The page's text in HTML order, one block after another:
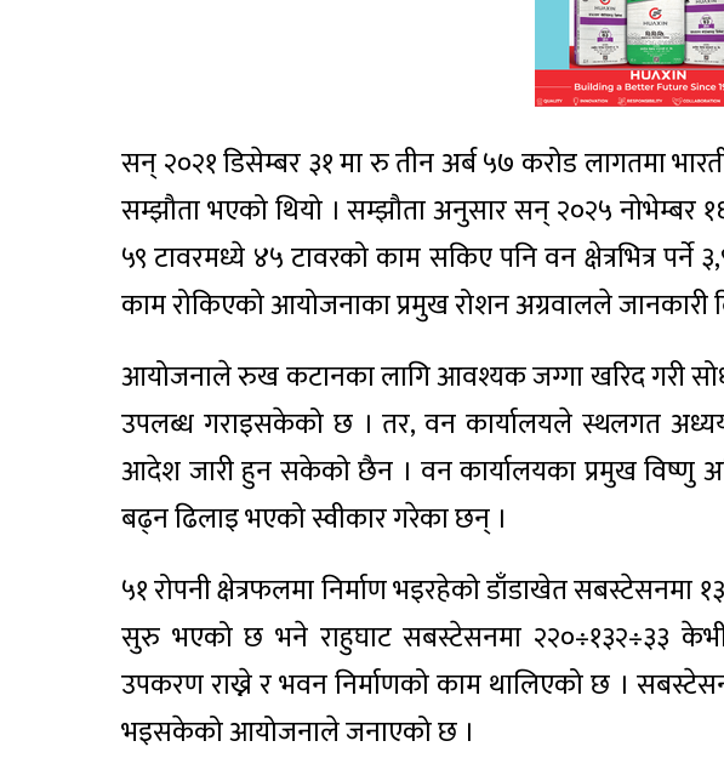
सन् २०२१ डिसेम्बर ३१ मा रु तीन अर्ब ५७ करोड लागतमा
सम्झौता भएको थियो । सम्झौता अनुसार सन् २०२५ नोभेम्बर
५९ टावरमध्ये ४५ टावरको काम सकिए पनि वन क्षेत्रभित्र
काम रोकिएको आयोजनाका प्रमुख रोशन अग्रवालले जानकारी
आयोजनाले रुख कटानका लागि आवश्यक जग्गा खरिद गरी
उपलब्ध गराइसकेको छ । तर, वन कार्यालयले स्थलगत
आदेश जारी हुन सकेको छैन । वन कार्यालयका प्रमुख विष्णु
बढ्न ढिलाइ भएको स्वीकार गरेका छन् ।
५१ रोपनी क्षेत्रफलमा निर्माण भइरहेको डाँडाखेत
सुरु भएको छ भने राहुघाट सबस्टेसनमा २२०÷१३२÷३३
उपकरण राख्ने र भवन निर्माणको काम थालिएको छ ।
भइसकेको आयोजनाले जनाएको छ ।